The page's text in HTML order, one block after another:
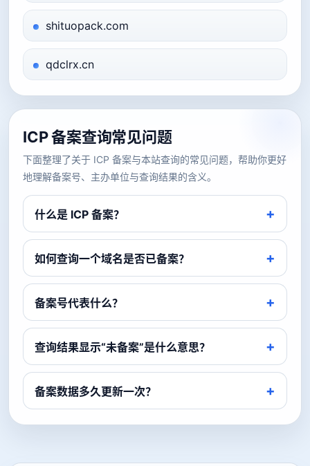
shituopack.com
qdclrx.cn
ICP 备案查询常见问题
下面整理了关于 ICP 备案与本站查询的常见问题，帮助你更好
地理解备案号、主办单位与查询结果的含义。
什么是 ICP 备案？
如何查询一个域名是否已备案？
备案号代表什么？
查询结果显示“未备案”是什么意思？
备案数据多久更新一次？